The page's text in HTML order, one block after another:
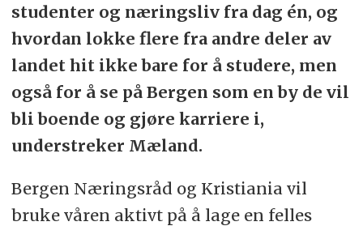
studenter og næringsliv fra dag én, og
hvordan lokke flere fra andre deler av
landet hit ikke bare for å studere, men
også for å se på Bergen som en by de vil
bli boende og gjøre karriere i,
understreker Mæland.
Bergen Næringsråd og Kristiania vil
bruke våren aktivt på å lage en felles